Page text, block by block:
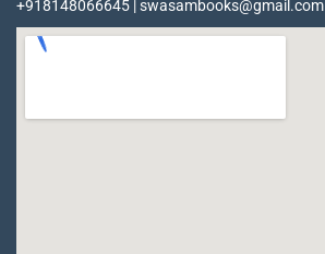
+918148066645 | swasambooks@gmail.com